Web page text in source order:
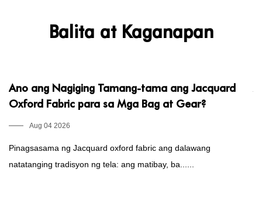
Balita at Kaganapan
Ano ang Nagiging Tamang-tama ang Jacquard
Oxford Fabric para sa Mga Bag at Gear?
Aug 04 2026
Pinagsasama ng Jacquard oxford fabric ang dalawang
natatanging tradisyon ng tela: ang matibay, ba......